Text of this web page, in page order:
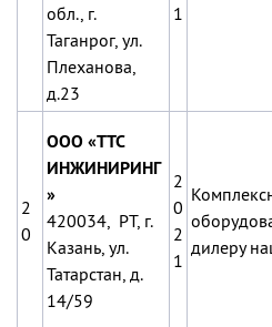
обл., г.
Таганрог, ул.
Плеханова,
д.23
1
2
0
ООО «ТТС
ИНЖИНИРИНГ
»
420034, РТ, г.
Казань, ул.
Татарстан, д.
14/59
2
0
2
1
дилеру